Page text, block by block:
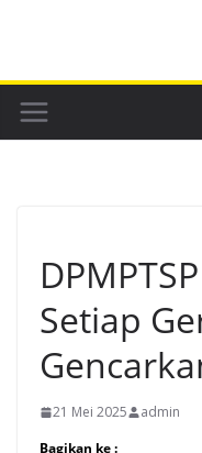
Setiap
21 Mei 2025
admin
Bagikan ke :